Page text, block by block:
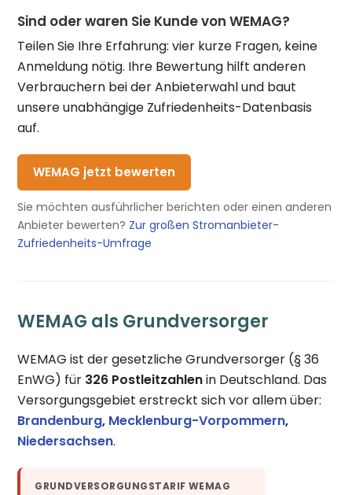
Sind oder waren Sie Kunde von WEMAG?
Teilen Sie Ihre Erfahrung: vier kurze Fragen, keine
Anmeldung nötig. Ihre Bewertung hilft anderen
Verbrauchern bei der Anbieterwahl und baut
unsere unabhängige Zufriedenheits-Datenbasis
auf.
WEMAG jetzt bewerten
Sie möchten ausführlicher berichten oder einen anderen
Anbieter bewerten? Zur großen Stromanbieter-
Zufriedenheits-Umfrage
WEMAG als Grundversorger
WEMAG ist der gesetzliche Grundversorger (§ 36
EnWG) für 326 Postleitzahlenin Deutschland. Das
Versorgungsgebiet erstreckt sich vor allem über:
Brandenburg, Mecklenburg-Vorpommern,
Niedersachsen.
GRUNDVERSORGUNGSTARIF WEMAG